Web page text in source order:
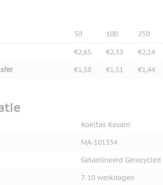
50 100 250
€2,65 €2,33 €2,14
€1,58 €1,51 €1,44
Koeltas Kasam
MA-101334
Gelamineerd
7-10 werkdagen